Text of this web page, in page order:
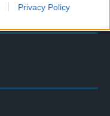
Privacy Policy